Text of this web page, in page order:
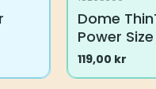
Dome
Power
119,00 kr